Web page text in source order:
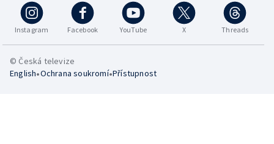
Instagram Facebook YouTube X Threads
© Česká televize
English•Ochrana soukromí•Přístupnost